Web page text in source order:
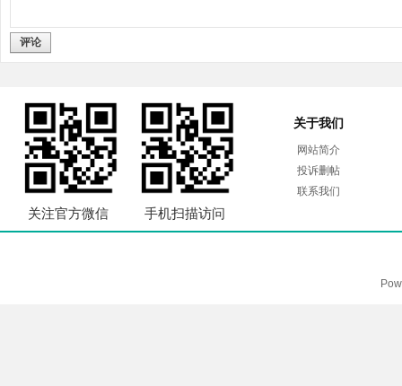
评论
关注官方微信 手机扫描访问
关于我们
网站简介
投诉删帖
联系我们